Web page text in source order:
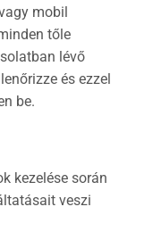
mobil
tőle
lévő
és ezzel
be.
kezelése során
veszi